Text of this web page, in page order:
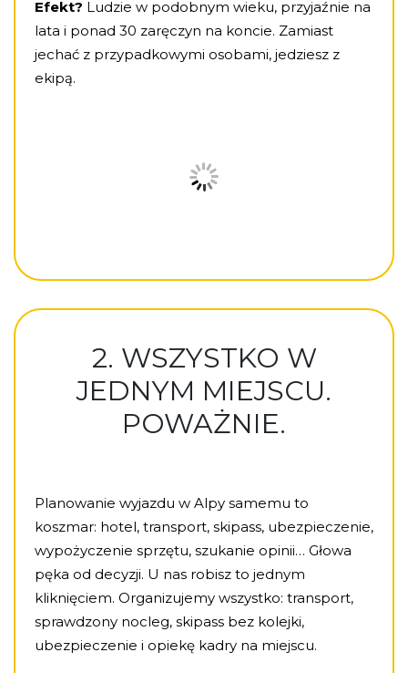
Efekt? Ludzie w podobnym wieku, przyjaźnie na
lata i ponad 30 zaręczyn na koncie. Zamiast
jechać z przypadkowymi osobami, jedziesz z
ekipą.
2. WSZYSTKO W
JEDNYM MIEJSCU.
POWAŻNIE.
Planowanie wyjazdu w Alpy samemu to
koszmar: hotel, transport, skipass, ubezpieczenie,
wypożyczenie sprzętu, szukanie opinii… Głowa
pęka od decyzji. U nas robisz to jednym
kliknięciem. Organizujemy wszystko: transport,
sprawdzony nocleg, skipass bez kolejki,
ubezpieczenie i opiekę kadry na miejscu.